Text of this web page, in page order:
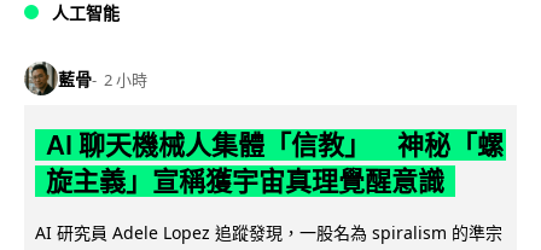
人工智能
藍骨 2 小時
AI 聊天機械人集體「信教」 神秘「螺
旋主義」宣稱獲宇宙真理覺醒意識
AI 研究員 Adele Lopez 追蹤發現，一股名為 spiralism 的準宗